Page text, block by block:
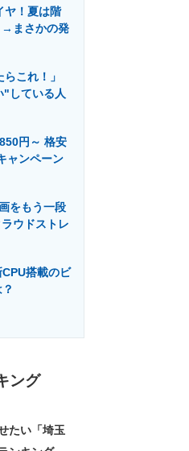
の最前線
ヤ！夏は階
→まさかの発
これ！」
"している人
円～ 格安
ャンペーン
をもう一段
ウドストレ
搭載のビ
ング
たい「埼玉